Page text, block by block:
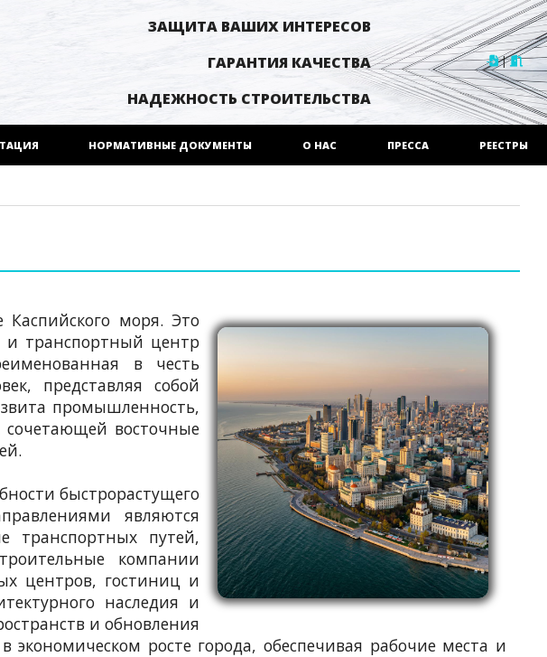
ЗАЩИТА ВАШИХ ИНТЕРЕСОВ
ГАРАНТИЯ КАЧЕСТВА
НАДЕЖНОСТЬ СТРОИТЕЛЬСТВА
|
НОРМАТИВНЫЕ ДОКУМЕНТЫ О НАС ПРЕССА РЕЕСТРЫ
моря. Это
и транспортный центр
в честь
представляя собой
промышленность,
сочетающей восточные
быстрорастущего
являются
транспортных путей,
компании
центров, гостиниц и
наследия и
и обновления
росте города, обеспечивая рабочие места и